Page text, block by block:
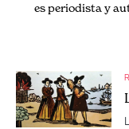
es periodista y